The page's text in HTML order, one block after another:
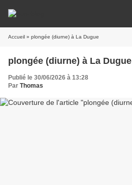
Accueil » plongée (diurne) à La Dugue
plongée (diurne) à La Dugue
Publié le 30/06/2026 à 13:28
Par Thomas